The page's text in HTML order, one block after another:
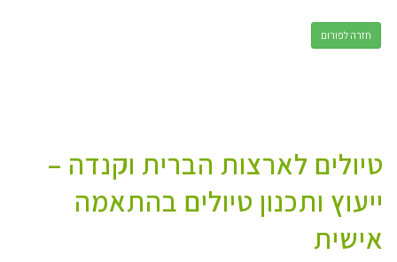
חזרה לפורום
טיולים לארצות הברית וקנדה –
ייעוץ ותכנון טיולים בהתאמה
אישית